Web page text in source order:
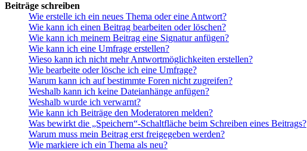
Beiträge schreiben
Wie erstelle ich ein neues Thema oder eine Antwort?
Wie kann ich einen Beitrag bearbeiten oder löschen?
Wie kann ich meinem Beitrag eine Signatur anfügen?
Wie kann ich eine Umfrage erstellen?
Wieso kann ich nicht mehr Antwortmöglichkeiten erstellen?
Wie bearbeite oder lösche ich eine Umfrage?
Warum kann ich auf bestimmte Foren nicht zugreifen?
Weshalb kann ich keine Dateianhänge anfügen?
Weshalb wurde ich verwarnt?
Wie kann ich Beiträge den Moderatoren melden?
Was bewirkt die „Speichern“-Schaltfläche beim Schreiben eines Beitrags?
Warum muss mein Beitrag erst freigegeben werden?
Wie markiere ich ein Thema als neu?